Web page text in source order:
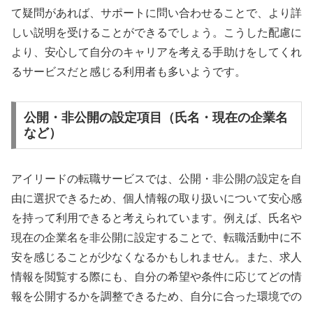
て疑問があれば、サポートに問い合わせることで、より詳
しい説明を受けることができるでしょう。こうした配慮に
より、安心して自分のキャリアを考える手助けをしてくれ
るサービスだと感じる利用者も多いようです。
公開・非公開の設定項目（氏名・現在の企業名
など）
アイリードの転職サービスでは、公開・非公開の設定を自
由に選択できるため、個人情報の取り扱いについて安心感
を持って利用できると考えられています。例えば、氏名や
現在の企業名を非公開に設定することで、転職活動中に不
安を感じることが少なくなるかもしれません。また、求人
情報を閲覧する際にも、自分の希望や条件に応じてどの情
報を公開するかを調整できるため、自分に合った環境での